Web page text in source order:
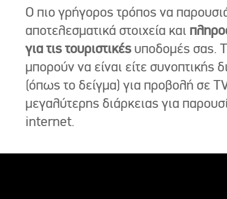
Ο πιο γρήγορος τρόπος να
αποτελεσματικά στοιχεία και
για τις τουριστικές υποδομές σας.
μπορούν να είναι είτε συνοπτικής
(όπως το δείγμα) για προβολή σε
μεγαλύτερης διάρκειας για
internet.